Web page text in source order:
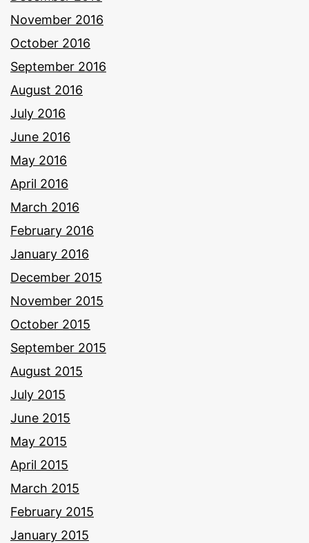
November 2016
October 2016
September 2016
August 2016
July 2016
June 2016
May 2016
April 2016
March 2016
February 2016
January 2016
December 2015
November 2015
October 2015
September 2015
August 2015
July 2015
June 2015
May 2015
April 2015
March 2015
February 2015
January 2015